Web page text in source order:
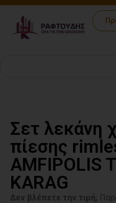
Σετ λεκάνη
πίεσης
AMFIPOLIS
KARAG
Δεν βλέπετε την τιμή;